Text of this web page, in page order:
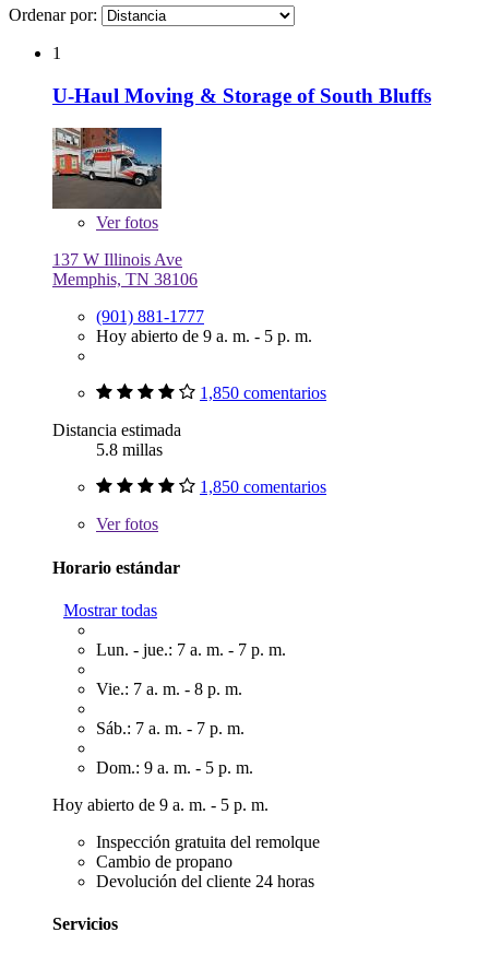
Ordenar por:
1
U-Haul Moving & Storage of South Bluffs
Verfotos
137 W Illinois Ave
Memphis, TN 38106
(901) 881-1777
Hoy abierto de 9 a. m. - 5 p. m.
1,850 comentarios
Distancia estimada
5.8 millas
1,850 comentarios
Verfotos
Horario estándar
Mostrar todas
Lun. - jue.: 7 a. m. - 7 p. m.
Vie.: 7 a. m. - 8 p. m.
Sáb.: 7 a. m. - 7 p. m.
Dom.: 9 a. m. - 5 p. m.
Hoy abierto de 9 a. m. - 5 p. m.
Inspección gratuita del remolque
Cambio de propano
Devolución del cliente 24 horas
Servicios